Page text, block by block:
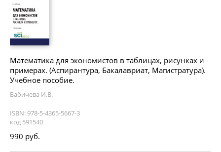
Математика для экономистов в таблицах, рисунках и
примерах. (Аспирантура, Бакалавриат, Магистратура).
Учебное пособие.
Бабичева И.В.
ISBN: 978-5-4365-5667-3
код 591540
990 руб.